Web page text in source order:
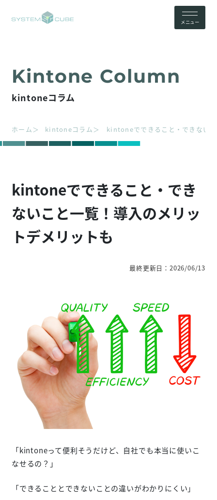
メニュー
kintoneコラム
ホーム kintoneコラム kintoneでできること・できない
kintoneでできること・でき
ないこと一覧！導入のメリッ
トデメリットも
最終更新日：2026/06/13
「kintoneって便利そうだけど、自社でも本当に使いこ
なせるの？」
「できることとできないことの違いがわかりにくい」